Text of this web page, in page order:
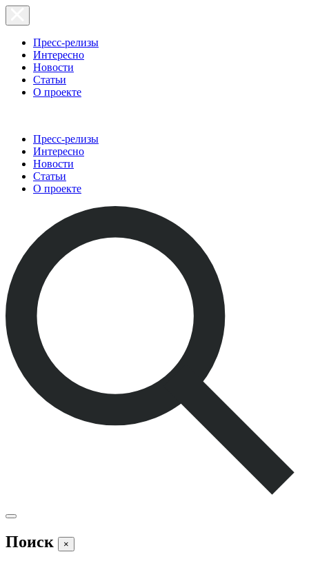
Пресс-релизы
Интересно
Новости
Статьи
О проекте
Пресс-релизы
Интересно
Новости
Статьи
О проекте
Поиск ×